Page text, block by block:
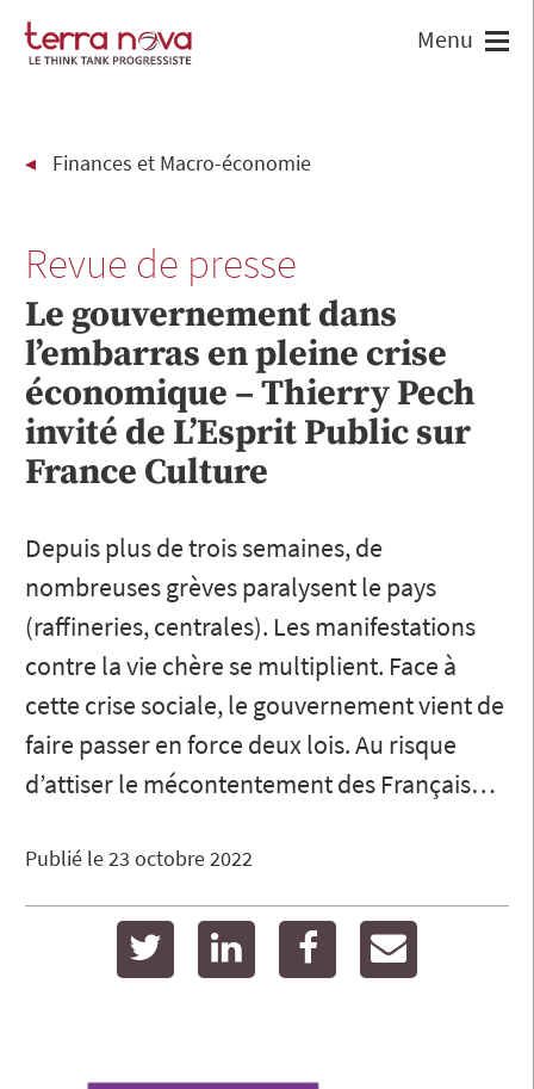
Finances et Macro-économie
Revue de presse
Le gouvernement dans
l’embarras en pleine crise
économique – Thierry Pech
invité de L’Esprit Public sur
France Culture
Depuis plus de trois semaines, de
nombreuses grèves paralysent le pays
(raffineries, centrales). Les manifestations
contre la vie chère se multiplient. Face à
cette crise sociale, le gouvernement vient de
faire passer en force deux lois. Au risque
d’attiser le mécontentement des Français…
Publié le23 octobre 2022
twitter linkedin facebook